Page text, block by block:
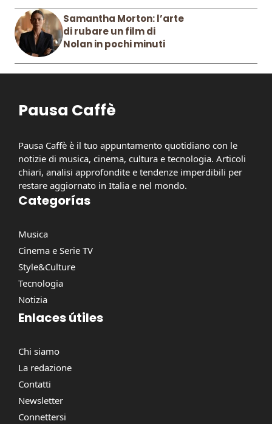
Samantha Morton: l’arte
di rubare un film di
Nolan in pochi minuti
Pausa Caffè
Pausa Caffè è il tuo appuntamento quotidiano con le
notizie di musica, cinema, cultura e tecnologia. Articoli
chiari, analisi approfondite e tendenze imperdibili per
restare aggiornato in Italia e nel mondo.
Categorías
Musica
Cinema e Serie TV
Style&Culture
Tecnologia
Notizia
Enlaces útiles
Chi siamo
La redazione
Contatti
Newsletter
Connettersi